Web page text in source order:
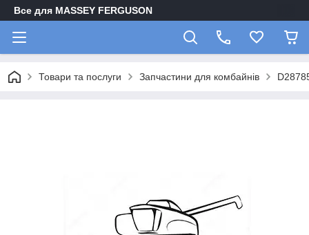
Все для MASSEY FERGUSON
Товари та послуги Запчастини для комбайнів